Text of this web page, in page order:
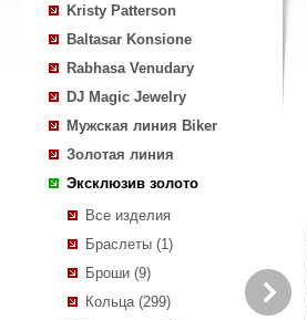
Kristy Patterson
Baltasar Konsione
Rabhasa Venudary
DJ Magic Jewelry
Мужская линия Biker
Золотая линия
Эксклюзив золото
Все изделия
Браслеты (1)
Броши (9)
Кольца (299)